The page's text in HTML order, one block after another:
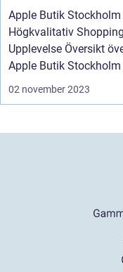
av En Högkvalitativ
Shopping
Apple Butik Stockholm En
Högkvalitativ Shopping
Upplevelse Översikt över
02 november 2023